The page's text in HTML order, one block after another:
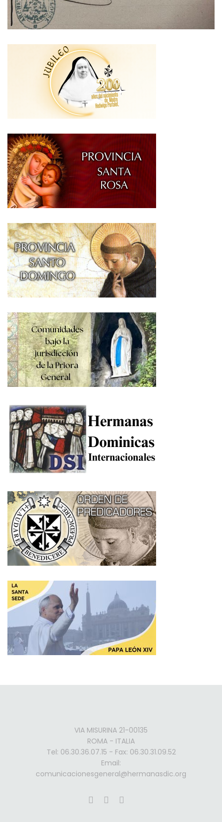
VIA MISURINA 21-00135
ROMA - ITALIA
Tel: 06.30.36.07.15 - Fax: 06.30.31.09.52
Email:
comunicacionesgeneral@hermanasdic.org